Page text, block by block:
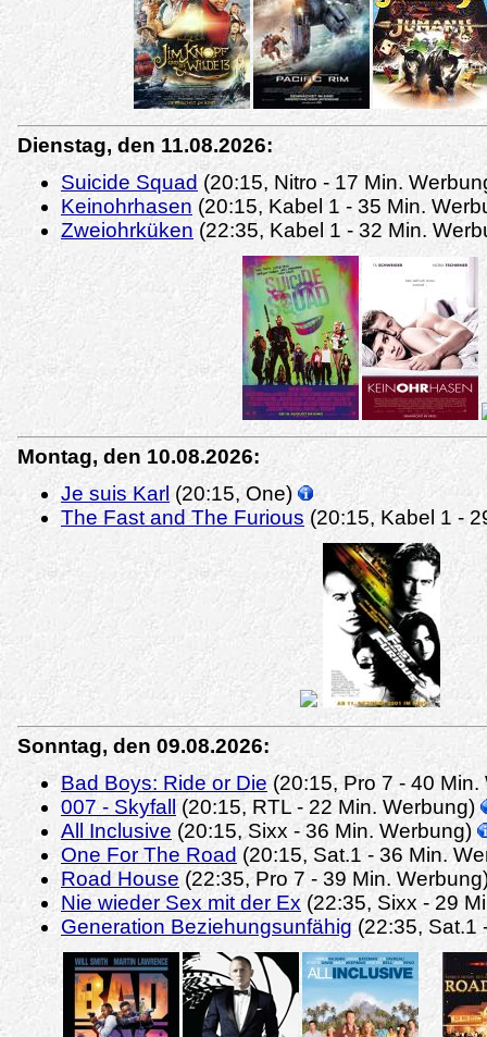
Dienstag, den 11.08.2026:
Suicide Squad (20:15, Nitro - 17 Min.
Keinohrhasen (20:15, Kabel 1 - 35 Min.
Zweiohrküken (22:35, Kabel 1 - 32 Min.
Montag, den 10.08.2026:
Je suis Karl (20:15, One)
The Fast and The Furious (20:15, Kabel 1 -
Sonntag, den 09.08.2026:
Bad Boys: Ride or Die (20:15, Pro 7 - 40
007 - Skyfall
(20:15, RTL - 22 Min. Werbung)
All Inclusive (20:15, Sixx - 36 Min. Werbung)
One For The Road (20:15, Sat.1 - 36 Min.
Road House (22:35, Pro 7 - 39 Min.
Nie wieder Sex mit der Ex (22:35, Sixx - 29
Generation Beziehungsunfähig (22:35, Sat.1